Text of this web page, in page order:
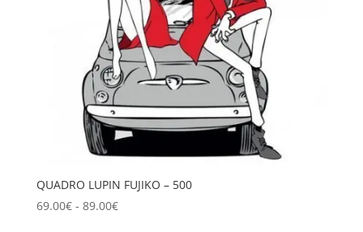
QUADRO LUPIN FUJIKO – 500
69.00€ - 89.00€Fascia